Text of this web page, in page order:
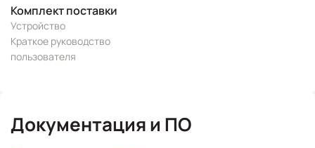
Комплект поставки
Устройство
Краткое руководство
пользователя
Документация и ПО